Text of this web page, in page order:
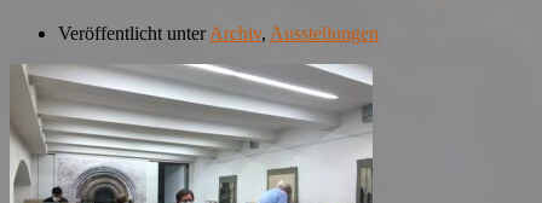
Veröffentlicht unterArchiv, Ausstellungen